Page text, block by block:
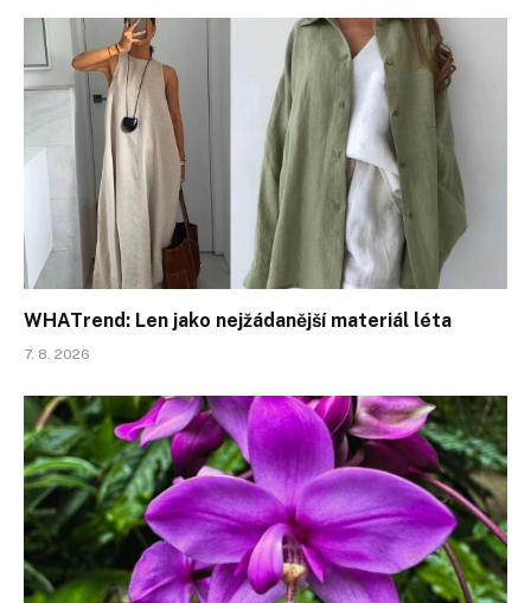
WHATrend: Len jako nejžádanější materiál léta
7. 8. 2026